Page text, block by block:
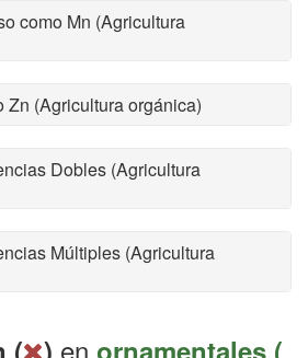
como Mn (Agricultura
Zn (Agricultura orgánica)
Dobles (Agricultura
Múltiples (Agricultura
( ) en ornamentales (